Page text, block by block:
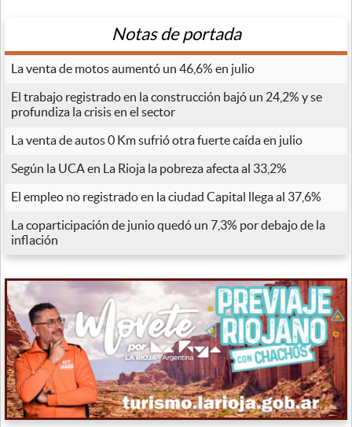
Notas de portada
La venta de motos aumentó un 46,6% en julio
El trabajo registrado en la construcción bajó un 24,2% y se
profundiza la crisis en el sector
La venta de autos 0 Km sufrió otra fuerte caída en julio
Según la UCA en La Rioja la pobreza afecta al 33,2%
El empleo no registrado en la ciudad Capital llega al 37,6%
La coparticipación de junio quedó un 7,3% por debajo de la
inflación